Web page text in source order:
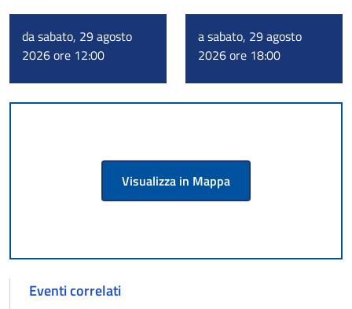
da sabato, 29 agosto
2026 ore 12:00
a sabato, 29 agosto
2026 ore 18:00
Visualizza in Mappa
Eventi correlati